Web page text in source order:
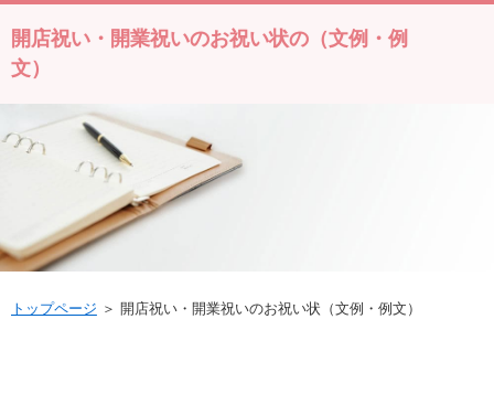
開店祝い・開業祝いのお祝い状の（文例・例
文）
トップページ ＞ 開店祝い・開業祝いのお祝い状（文例・例文）